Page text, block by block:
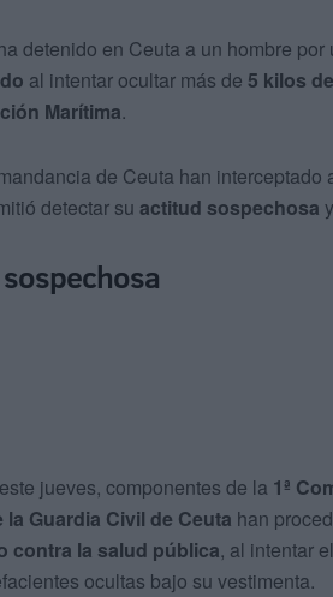
detenido en Ceuta a un hombre
al intentar ocultar más de 5 kilos
Marítima.
de Ceuta han interceptado
detectar su actitud sospechosa
jueves, componentes de la 1ª
Guardia Civil de Ceuta han
contra la salud pública, al intentar
ocultas bajo su vestimenta.